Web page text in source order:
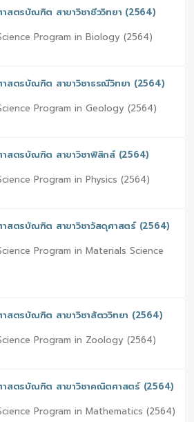
สตรบัณฑิต สาขาวิชาชีววิทยา (2564)
Program in Biology (2564)
สตรบัณฑิต สาขาวิชาธรณีวิทยา (2564)
Program in Geology (2564)
าสตรบัณฑิต สาขาวิชาฟิสิกส์ (2564)
Program in Physics (2564)
สตรบัณฑิต สาขาวิชาวัสดุศาสตร์ (2564)
Program in Materials Science
สตรบัณฑิต สาขาวิชาสัตววิทยา (2564)
Program in Zoology (2564)
าสตรบัณฑิต สาขาวิชาคณิตศาสตร์ (2564)
Program in Mathematics (2564)